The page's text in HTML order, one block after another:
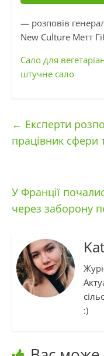
— розповів
New Culture Метт
Сало для
штучне сало
← Експерти
працівник сфери
У Франції
через заборону
:)